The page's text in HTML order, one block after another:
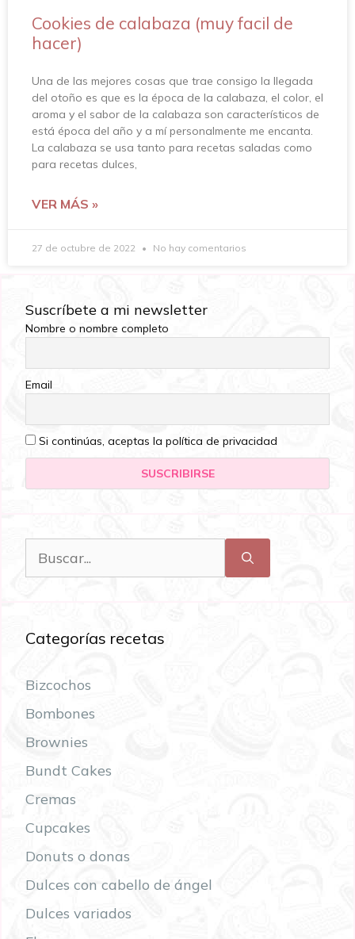
Cookies de calabaza (muy facil de
hacer)
Una de las mejores cosas que trae consigo la llegada
del otoño es que es la época de la calabaza, el color, el
aroma y el sabor de la calabaza son característicos de
está época del año y a mí personalmente me encanta.
La calabaza se usa tanto para recetas saladas como
para recetas dulces,
VER MÁS »
27 de octubre de 2022 No hay comentarios
Suscríbete a mi newsletter
Nombre o nombre completo
Email
Si continúas, aceptas la política de privacidad
Categorías recetas
Bizcochos
Bombones
Brownies
Bundt Cakes
Cremas
Cupcakes
Donuts o donas
Dulces con cabello de ángel
Dulces variados